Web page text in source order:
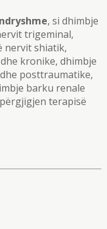
, si dhimbje
trigeminal,
nervit shiatik,
kronike, dhimbje
posttraumatike,
barku renale
terapisë